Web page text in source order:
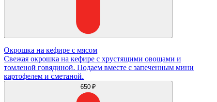
Окрошка на кефире с мясом
Свежая окрошка на кефире с хрустящими овощами и
томленой говядиной. Подаем вместе с запеченным мини
картофелем и сметаной.
650 ₽